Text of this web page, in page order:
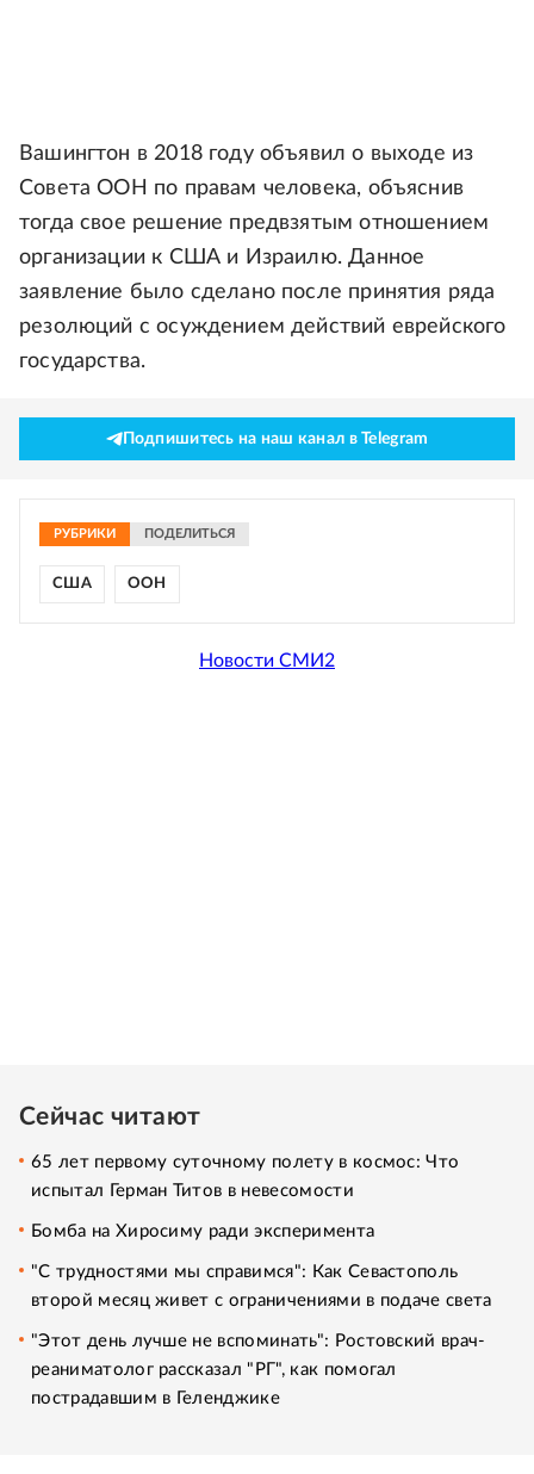
Вашингтон в 2018 году объявил о выходе из
Совета ООН по правам человека, объяснив
тогда свое решение предвзятым отношением
организации к США и Израилю. Данное
заявление было сделано после принятия ряда
резолюций с осуждением действий еврейского
государства.
Подпишитесь на наш канал в Telegram
РУБРИКИ ПОДЕЛИТЬСЯ
США ООН
Новости СМИ2
Сейчас читают
65 лет первому суточному полету в космос: Что
испытал Герман Титов в невесомости
Бомба на Хиросиму ради эксперимента
"С трудностями мы справимся": Как Севастополь
второй месяц живет с ограничениями в подаче света
"Этот день лучше не вспоминать": Ростовский врач-
реаниматолог рассказал "РГ", как помогал
пострадавшим в Геленджике